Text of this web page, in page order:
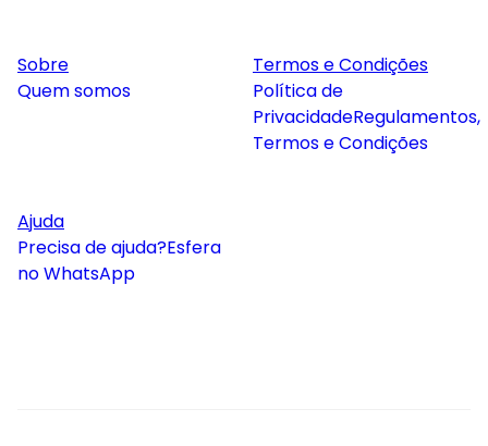
Sobre
Quem somos
Termos e Condições
Política de
PrivacidadeRegulamentos,
Termos e Condições
Ajuda
Precisa de ajuda?Esfera
no WhatsApp